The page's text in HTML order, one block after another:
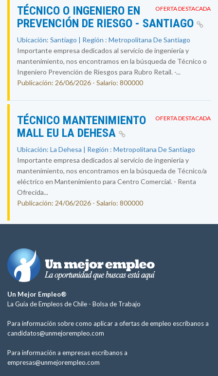
OFERTA DESTACADA
TÉCNICO O INGENIERO EN
PREVENCIÓN DE RIESGO - SANTIAGO
Ubicación: Santiago | Región : Metropolitana De Santiago
Importante empresa dedicados al servicio de ingeniería y
mantenimiento, nos encontramos en la búsqueda de Técnico o
Ingeniero Prevención de Riesgos para Rubro Retail. -...
Publicación: 26/06/2026 - Salario: 800000
OFERTA DESTACADA
TÉCNICO MANTENIMIENTO
MALL EU LA DEHESA
Ubicación: La Dehesa | Región : Metropolitana De Santiago
Importante empresa dedicados al servicio de ingeniería y
mantenimiento, nos encontramos en la búsqueda de Técnico/a
eléctrico en Mantenimiento para Centro Comercial. - Renta
Ofrecida...
Publicación: 24/06/2026 - Salario: 800000
Un Mejor Empleo®
La Guía de Empleos de Chile - Bolsa de Trabajo
Para información sobre como aplicar a ofertas de empleo escríbanos a
candidatos@unmejorempleo.com
Para información a empresas escríbanos a
empresas@unmejorempleo.com